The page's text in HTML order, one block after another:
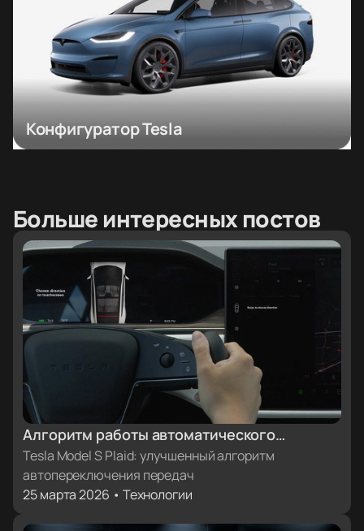
Конфигуратор Tesla
Больше интересных постов
Алгоритм работы автоматического
включения передач в Tesla Model S Plaid
стал яснее
Tesla Model S Plaid: улучшенный алгоритм
автопереключения передач
25 марта 2026 • Технологии